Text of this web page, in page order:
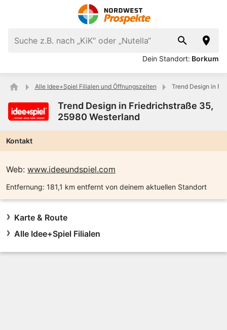
Dein Standort: Borkum
Alle Idee+Spiel Filialen und Öffnungszeiten Trend Design in
Trend Design in Friedrichstraße 35,
25980 Westerland
Kontakt
Web: www.ideeundspiel.com
Entfernung: 181,1 km entfernt von deinem aktuellen Standort
Karte & Route
Alle Idee+Spiel Filialen